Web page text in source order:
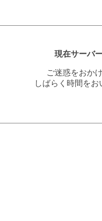
現在サーバ
ご迷惑をおか
しばらく時間を